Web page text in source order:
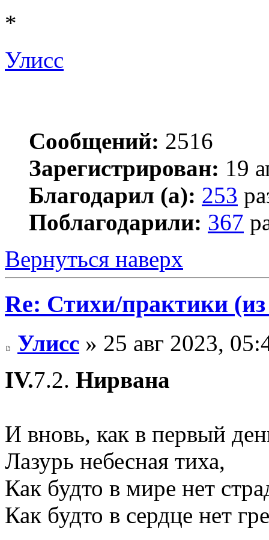
*
Улисс
Сообщений: 2516
Зарегистрирован: 19
Благодарил (а): 253
Поблагодарили: 367
Вернуться наверх
Re: Стихи/практики
Улисс » 25 авг 2023,
IV.7.2. Нирвана
И вновь, как в первый
Лазурь небесная тиха,
Как будто в мире нет
Как будто в сердце нет